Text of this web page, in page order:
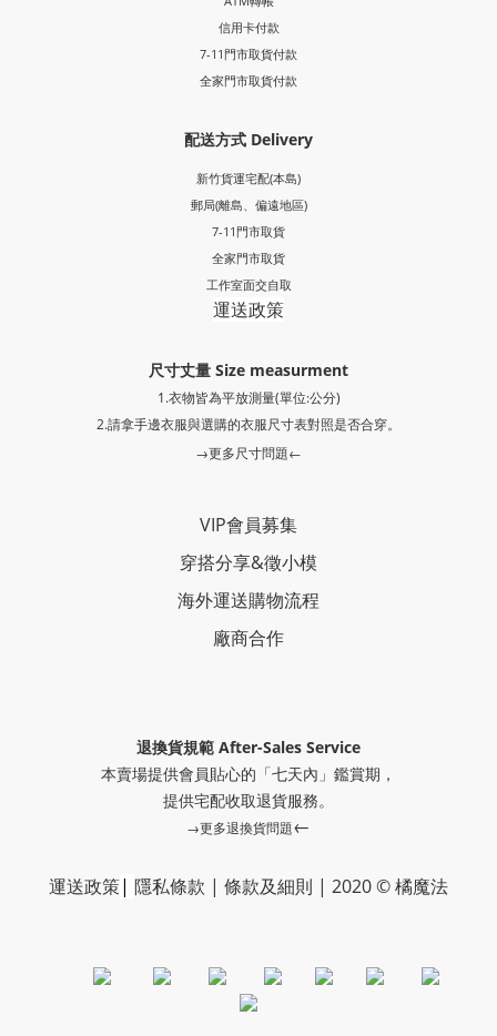
信用卡付款
7-11門市取貨付款
全家門市取貨付款
配送方式 Delivery
新竹貨運宅配(本島)
郵局(離島、偏遠地區)
7-11門市取貨
全家門市取貨
工作室面交自取
運送政策
尺寸丈量 Size measurment
1.衣物皆為平放測量(單位:公分)
2.請拿手邊衣服與選購的衣服尺寸表對照是否合穿。
→更多尺寸問題←
VIP會員募集
穿搭分享&徵小模
海外運送購物流程
廠商合作
退換貨規範 After-Sales Service
本賣場提供會員貼心的「七天內」鑑賞期，
提供宅配收取退貨服務。
→更多退換貨問題←
運送政策| 隱私條款 | 條款及細則 | 2020 © 橘魔法